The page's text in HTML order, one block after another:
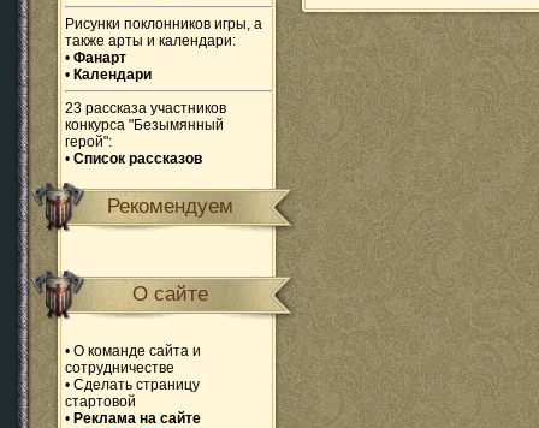
Рисунки поклонников игры, а
также арты и календари:
• Фанарт
• Календари
23 рассказа участников
конкурса "Безымянный
герой":
• Список рассказов
Рекомендуем
О сайте
• О команде сайта и
сотрудничестве
• Сделать страницу
стартовой
• Реклама на сайте